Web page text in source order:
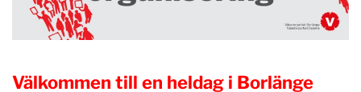
Välkommen till en heldag i Borlänge